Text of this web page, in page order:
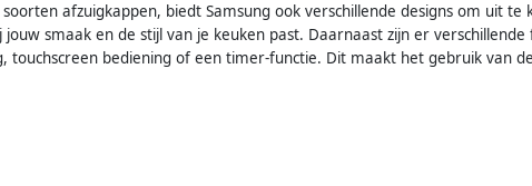
afzuigkappen, biedt Samsung ook verschillende designs om uit
smaak en de stijl van je keuken past. Daarnaast zijn er
touchscreen bediening of een timer-functie. Dit maakt het gebruik van